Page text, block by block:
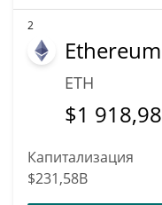
2
Ethereum
ETH
$1 918,98
Капитализация
$231,58B